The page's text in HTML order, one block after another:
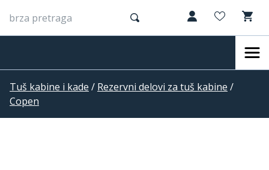
Tuš kabine i kade / Rezervni delovi za tuš kabine /
Copen